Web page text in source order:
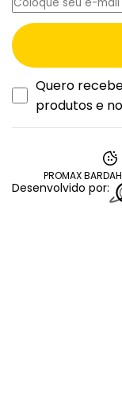
Quero
produtos e
PROMAX
Desenvolvido por: